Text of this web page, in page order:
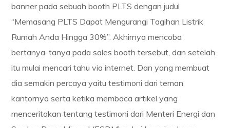
banner pada sebuah booth PLTS dengan judul
“Memasang PLTS Dapat Mengurangi Tagihan Listrik
Rumah Anda Hingga 30%”. Akhirnya mencoba
bertanya-tanya pada sales booth tersebut, dan setelah
itu mulai mencari tahu via internet. Dan yang membuat
dia semakin percaya yaitu testimoni dari teman
kantornya serta ketika membaca artikel yang
menceritakan tentang testimoni dari Menteri Energi dan